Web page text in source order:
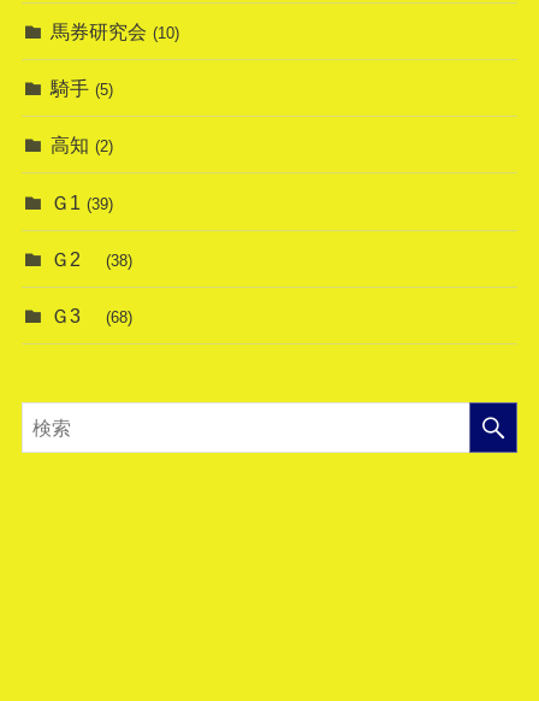
馬券研究会 (10)
騎手 (5)
高知 (2)
Ｇ1 (39)
Ｇ2 (38)
Ｇ3 (68)